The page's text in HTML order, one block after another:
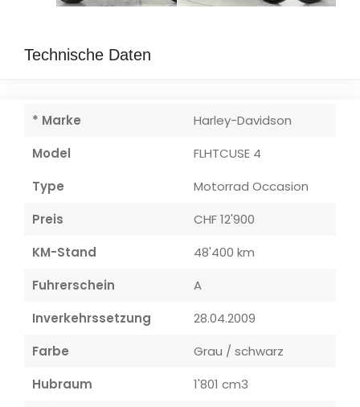
Technische Daten
* Marke
Harley-Davidson
Model
FLHTCUSE 4
Type
Motorrad Occasion
Preis
CHF 12'900
KM-Stand
48'400 km
Fuhrerschein
A
Inverkehrssetzung
28.04.2009
Farbe
Grau / schwarz
Hubraum
1'801 cm3